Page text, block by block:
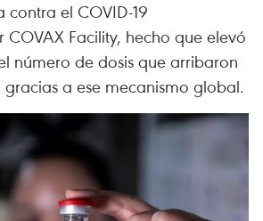
contra el COVID-19
COVAX Facility, hecho que elevó
número de dosis que arribaron
a ese mecanismo global.